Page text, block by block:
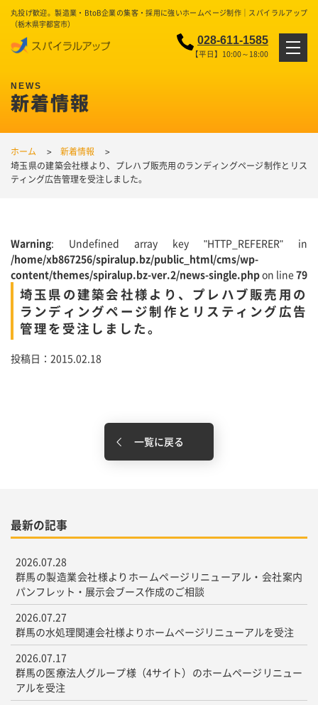
丸投げ歓迎。製造業・BtoB企業の集客・採用に強いホームページ制作｜スパイラルアップ
（栃木県宇都宮市）
028-611-1585
【平日】10:00～18:00
新着情報
ホーム
新着情報
埼玉県の建築会社様より、プレハブ販売用のランディングページ制作とリス
ティング広告管理を受注しました。
Warning: Undefined array key "HTTP_REFERER" in
/home/xb867256/spiralup.bz/public_html/cms/wp-
content/themes/spiralup.bz-ver.2/news-single.phpon line79
埼玉県の建築会社様より、プレハブ販売用の
ランディングページ制作とリスティング広告
管理を受注しました。
投稿日：2015.02.18
一覧に戻る
最新の記事
2026.07.28
群馬の製造業会社様よりホームページリニューアル・会社案内
パンフレット・展示会ブース作成のご相談
2026.07.27
群馬の水処理関連会社様よりホームページリニューアルを受注
2026.07.17
群馬の医療法人グループ様（4サイト）のホームページリニュー
アルを受注